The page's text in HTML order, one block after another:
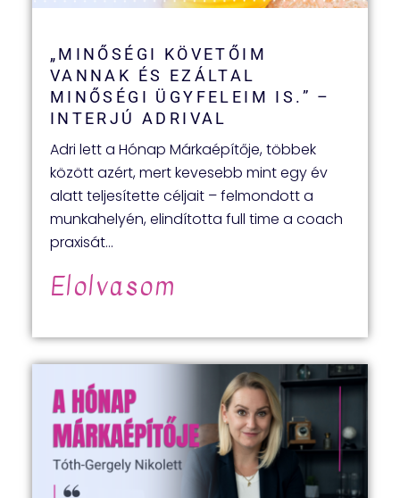
„MINŐSÉGI KÖVETŐIM
VANNAK ÉS EZÁLTAL
MINŐSÉGI ÜGYFELEIM IS.” –
INTERJÚ ADRIVAL
Adri lett a Hónap Márkaépítője, többek
között azért, mert kevesebb mint egy év
alatt teljesítette céljait – felmondott a
munkahelyén, elindította full time a coach
praxisát…
Elolvasom